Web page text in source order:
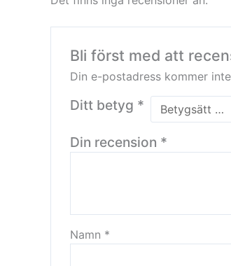
Bli först med att
Din e-postadress kommer
Ditt betyg *
Din recension *
Namn *